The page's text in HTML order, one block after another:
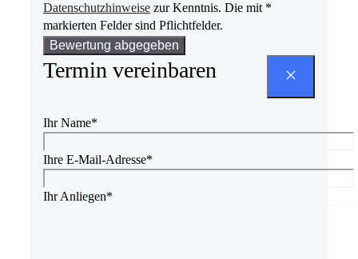
Datenschutzhinweise zur Kenntnis. Die mit *
markierten Felder sind Pflichtfelder.
Bitte
lasse
dieses
Termin vereinbaren
Ihr Name*
Ihre E-Mail-Adresse*
Ihr Anliegen*